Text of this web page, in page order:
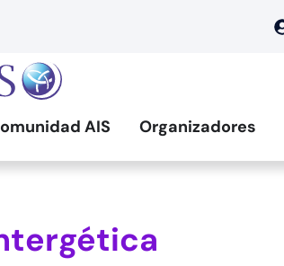
AIS Organizadores